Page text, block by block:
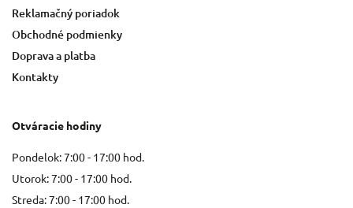
Reklamačný poriadok
Obchodné podmienky
Doprava a platba
Kontakty
Otváracie hodiny
Pondelok: 7:00 - 17:00 hod.
Utorok: 7:00 - 17:00 hod.
Streda: 7:00 - 17:00 hod.